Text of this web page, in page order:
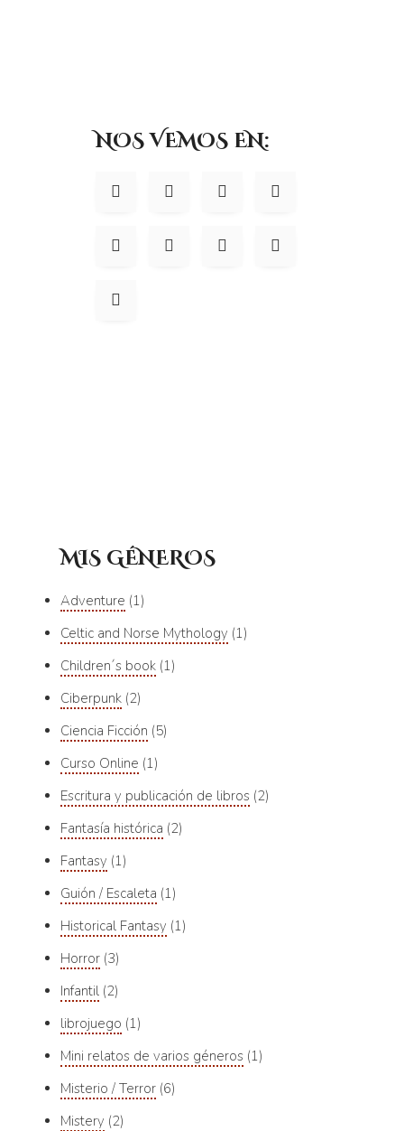
NOS VEMOS EN:
MIS GÉNEROS
Adventure 1
Celtic and Norse Mythology 1
Children´s book 1
Ciberpunk 2
Ciencia Ficción 5
Curso Online 1
Escritura y publicación de libros 2
Fantasía histórica 2
Fantasy 1
Guión / Escaleta 1
Historical Fantasy 1
Horror 3
Infantil 2
librojuego 1
Mini relatos de varios géneros 1
Misterio / Terror 6
Mistery 2